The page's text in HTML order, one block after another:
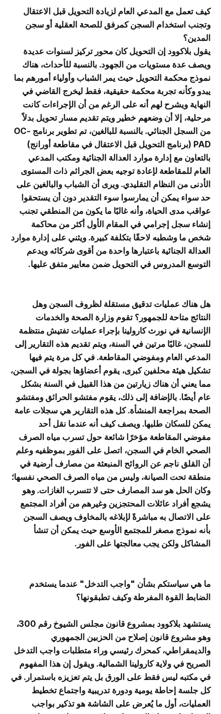
كيف تعمل مع المدعي العام لزيادة التحويل قبل الاعتقال
وتجنب استخدام السجن كمرفق للصحة العقلية أو سجن
المدين؟
يقول بلاكوود إن التحويل كان محور تركيز لسنوات عديدة
ويصف عدة مستويات من الجهود. بالنسبة للأحداث، هناك
نموذج محكمة التحويل حيث يمر الشباب وأولياء أمورهم بما
يبدو وكأنه تجربة محكمة حقيقية، فقط ليخرج القاضي في
النهاية ويشرح لهم أنه على الرغم من أن الإجراءات كانت
مرحلية، إلا أن وضعهم خطير ويتم تقديم مسار تحويل بدلاً
من السجل الجنائي. بالنسبة للبالغين، تم تطوير برنامج OC-
PAD (برنامج التحويل قبل الاعتقال في مقاطعة أورانج)
بالتعاون مع إدارة موارد العدالة الجنائية ومكتب المدعي
العام للمقاطعة لإعادة توجيه بعض الجرائم ذات المستوى
الأدنى من النظام التقليدي. ويرى أن الشباب والبالغين على
حد سواء يمكن أن يمارسوا سوء التقدير دون أن يستحقوا
عواقب مدى الحياة، وأنه غالبًا ما يكون من المنطقي تجنب
إنشاء سجل إجرامي في المقام الأول أكثر من محاكمة
شخص ما وشطبه لاحقًا بتكلفة كبيرة. ويثني على إدارة موارد
العدالة الجنائية باعتبارها واحدة من أقوى شركائه ويدعم
التوسع المدروس في التحويل ضمن معايير متفق عليها.
هل هناك عمليات تدقيق مستقلة لظروف السجن وهل
النتائج متاحة للجمهور؟ تقوم وزارة الصحة والخدمات
الإنسانية في نورث كارولينا بإجراء عمليات تفتيش منتظمة
للسجن، غالبًا مرتين في السنة، ويتم تقديم هذه التقارير إلى
المدعي العام ومفوضي المقاطعة. في كل مرة يتم فيها
تشكيل هيئة محلفين كبرى، يقوم أعضاؤها بجولة في السجن،
مما يعني أن هناك زيارتين من هذا القبيل في السنة بشكل
عام أيضًا. بالإضافة إلى ذلك، يقوم مفتشو الحرائق ومفتشو
الصحة بمراجعة المنشأة. كل هذه التقارير هي سجلات عامة
يمكن للسكان طلبها. ويصف كيف أنه عندما نقل أحد
مفوضي المقاطعة مؤخرًا شائعة حول تسرب مياه الصرف
الصحي الخام في السجن، اتصل على الفور بموظفيه وعلم
أن القلق ناجم عن الروائح المنبعثة من مصارف أرضية في
منطقة تحت الصيانة، وليس من مياه الصرف الصحي نفسها؛
وكان الحل هو سد المصارف حتى لا تتسرب الغازات. وهو
يشجع أفراد عائلات المحتجزين وغيرهم من أفراد المجتمع
على الاتصال به مباشرةً لإبلاغه بالمخاوف ويصف السجن
بأنه نموذج مصغر للمجتمع الأوسع حيث يمكن أن تنشأ
المشاكل ولكن يجب معالجتها على الفور.
ما هي سياستكم بشأن "واجب التدخل" عندما يستخدم
الضابط القوة المفرطة وكيف تطبقونها؟
يستشهد بلاكوود بمشروع قانون مجلس الشيوخ رقم 300،
وهو مشروع قانون إصلاح من الحزبين الجمهوري
والديمقراطي، كمحرك رئيسي وراء متطلبات واجب التدخل
الصريح في ولاية كارولينا الشمالية. ويقول إن هذا المفهوم
في مكتبه ليس فقط على الورق بل يتم تعزيزه باستمرار. في
كل جلسة إحاطة يومية ودورة تدريبية واجتماع تخطيط
العمليات، أول ما يُعرض على الشاشة هو تذكير بواجب